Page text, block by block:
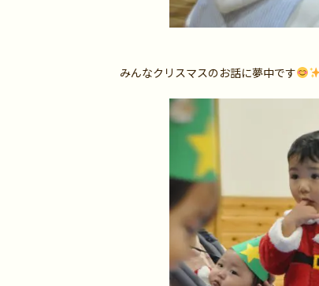
みんなクリスマスのお話に夢中です